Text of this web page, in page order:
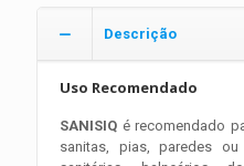
Descrição
Uso Recomendado
SANISIQ é recomendado
sanitas, pias, paredes